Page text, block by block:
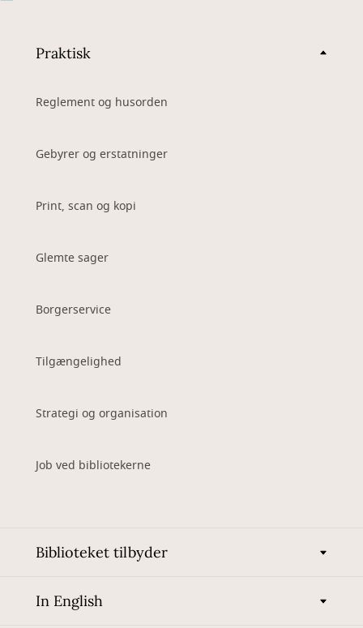
Praktisk
Reglement og husorden
Gebyrer og erstatninger
Print, scan og kopi
Glemte sager
Borgerservice
Tilgængelighed
Strategi og organisation
Job ved bibliotekerne
Biblioteket tilbyder
In English